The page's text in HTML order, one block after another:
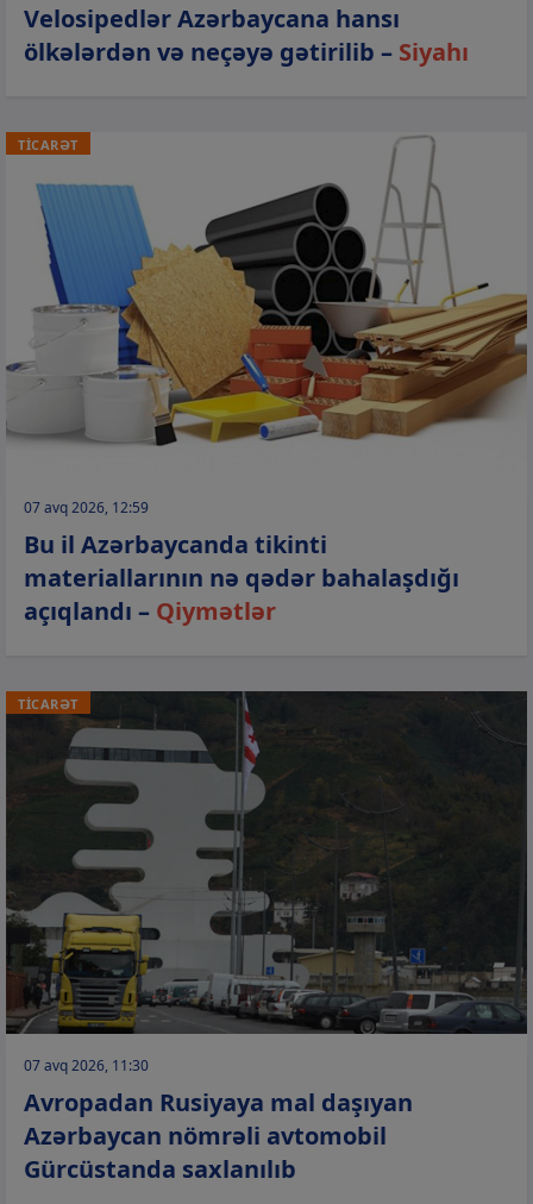
Velosipedlər Azərbaycana hansı
ölkələrdən və neçəyə gətirilib – Siyahı
TİCARƏT
07 avq 2026, 12:59
Bu il Azərbaycanda tikinti
materiallarının nə qədər bahalaşdığı
açıqlandı – Qiymətlər
TİCARƏT
07 avq 2026, 11:30
Avropadan Rusiyaya mal daşıyan
Azərbaycan nömrəli avtomobil
Gürcüstanda saxlanılıb